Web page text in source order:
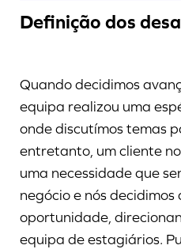
Definição dos
Quando decidimos
equipa realizou uma
onde discutímos temas
entretanto, um cliente
uma necessidade que
negócio e nós
oportunidade,
equipa de estagiários.